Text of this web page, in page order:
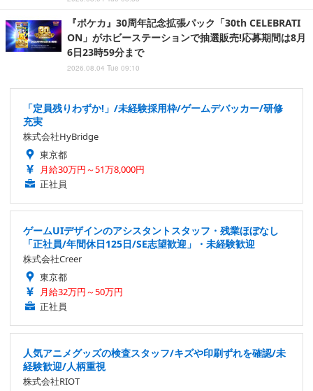
『ポケカ』30周年記念拡張パック「30th CELEBRATI
ON」がホビーステーションで抽選販売!応募期間は8月
6日23時59分まで
2026.08.04 Tue 09:10
「定員残りわずか!」/未経験採用枠/ゲームデバッカー/研修
充実
株式会社HyBridge
東京都
月給30万円～51万8,000円
正社員
ゲームUIデザインのアシスタントスタッフ・残業ほぼなし
「正社員/年間休日125日/SE志望歓迎」・未経験歓迎
株式会社Creer
東京都
月給32万円～50万円
正社員
人気アニメグッズの検査スタッフ/キズや印刷ずれを確認/未
経験歓迎/人柄重視
株式会社RIOT